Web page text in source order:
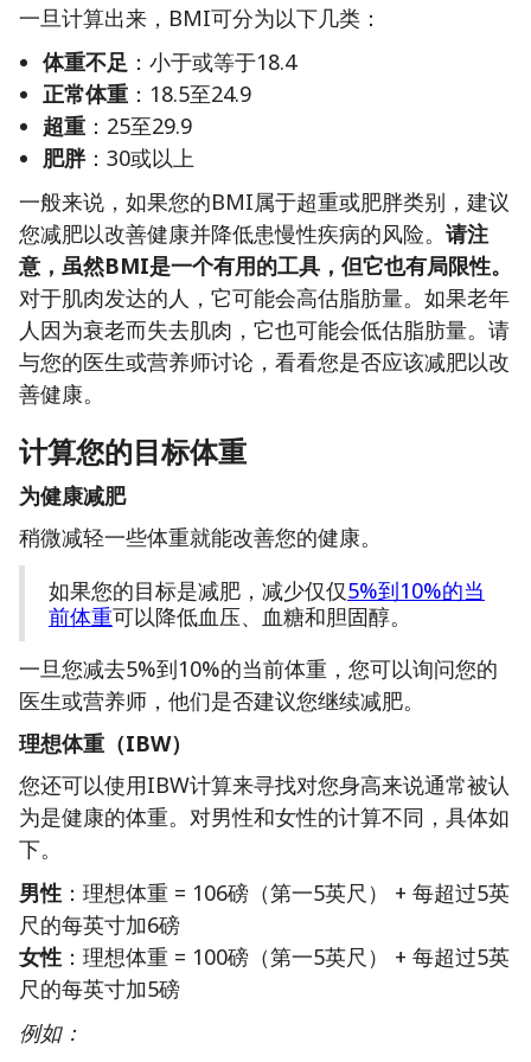
一旦计算出来，BMI可分为以下几类：
体重不足 ：小于或等于18.4
正常体重 ：18.5至24.9
超重 ：25至29.9
肥胖：30或以上
一般来说，如果您的BMI属于超重或肥胖类别，建议
您减肥以改善健康并降低患慢性疾病的风险。 请注
意，虽然BMI是一个有用的工具，但它也有局限性。
对于肌肉发达的人，它可能会高估脂肪量。如果老年
人因为衰老而失去肌肉，它也可能会低估脂肪量。请
与您的医生或营养师讨论，看看您是否应该减肥以改
善健康。
计算您的目标体重
为健康减肥
稍微减轻一些体重就能改善您的健康。
如果您的目标是减肥，减少仅仅5%到10%的当
前体重可以降低血压、血糖和胆固醇。
一旦您减去5%到10%的当前体重，您可以询问您的
医生或营养师，他们是否建议您继续减肥。
理想体重（IBW）
您还可以使用IBW计算来寻找对您身高来说通常被认
为是健康的体重。对男性和女性的计算不同，具体如
下。
男性 ：理想体重 = 106磅（第一5英尺） + 每超过5英
尺的每英寸加6磅
女性 ：理想体重 = 100磅（第一5英尺） + 每超过5英
尺的每英寸加5磅
例如：